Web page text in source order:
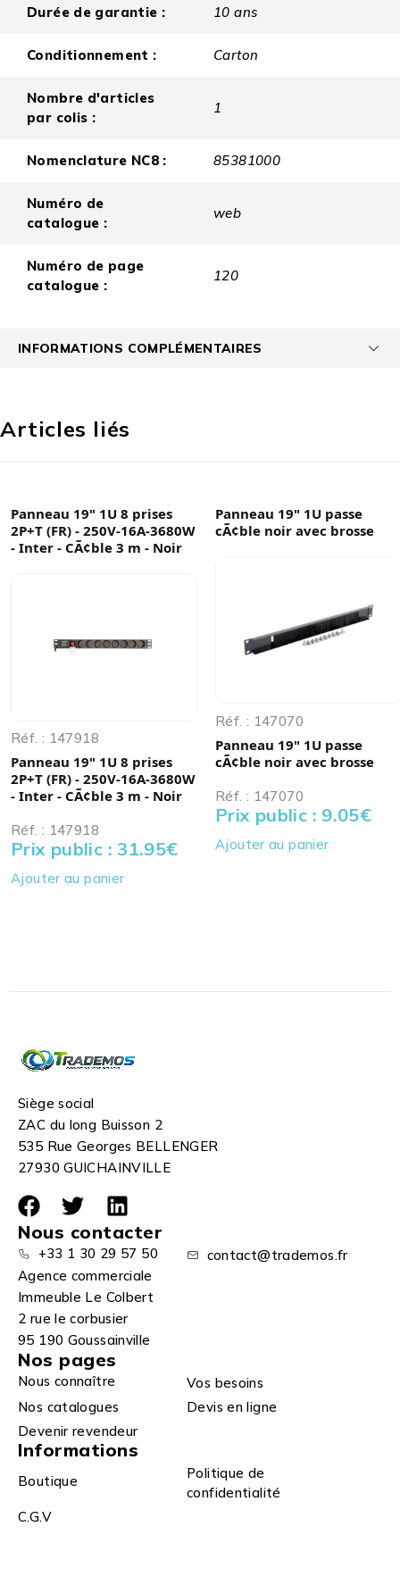
Durée de garantie : 10 ans
Conditionnement : Carton
Nombre d'articles
par colis :
1
Nomenclature NC8 : 85381000
Numéro de
catalogue :
web
Numéro de page
catalogue :
120
INFORMATIONS COMPLÉMENTAIRES
Articles liés
Panneau 19" 1U 8 prises
2P+T (FR) - 250V-16A-3680W
- Inter - CÃ¢ble 3 m - Noir
Réf. : 147918
Panneau 19" 1U 8 prises
2P+T (FR) - 250V-16A-3680W
- Inter - CÃ¢ble 3 m - Noir
Réf. : 147918
Prix public : 31.95€
Ajouter au panier
Panneau 19" 1U passe
cÃ¢ble noir avec brosse
Réf. : 147070
Panneau 19" 1U passe
cÃ¢ble noir avec brosse
Réf. : 147070
Prix public : 9.05€
Ajouter au panier
Siège social
ZAC du long Buisson 2
535 Rue Georges BELLENGER
27930 GUICHAINVILLE
Nous contacter
+33 1 30 29 57 50
contact@trademos.fr
Agence commerciale
Immeuble Le Colbert
2 rue le corbusier
95 190 Goussainville
Nos pages
Nous connaître
Vos besoins
Nos catalogues
Devis en ligne
Devenir revendeur
Informations
Boutique
Politique de
confidentialité
C.G.V